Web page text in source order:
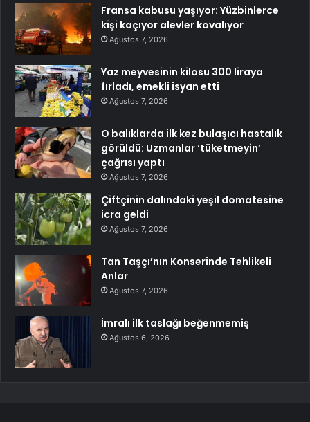
Fransa kabusu yaşıyor: Yüzbinlerce
kişi kaçıyor alevler kovalıyor
Ağustos 7, 2026
Yaz meyvesinin kilosu 300 liraya
fırladı, emekli isyan etti
Ağustos 7, 2026
O balıklarda ilk kez bulaşıcı hastalık
görüldü: Uzmanlar ‘tüketmeyin’
çağrısı yaptı
Ağustos 7, 2026
Çiftçinin dalındaki yeşil domatesine
icra geldi
Ağustos 7, 2026
Tan Taşçı’nın Konserinde Tehlikeli
Anlar
Ağustos 7, 2026
İmralı ilk taslağı beğenmemiş
Ağustos 6, 2026